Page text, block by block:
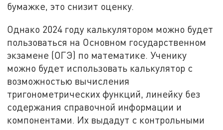
бумажке, это снизит оценку.
Однако 2024 году калькулятором можно будет
пользоваться на Основном государственном
экзамене (ОГЭ) по математике. Ученику
можно будет использовать калькулятор с
возможностью вычисления
тригонометрических функций, линейку без
содержания справочной информации и
компонентами. Их выдадут с контрольными